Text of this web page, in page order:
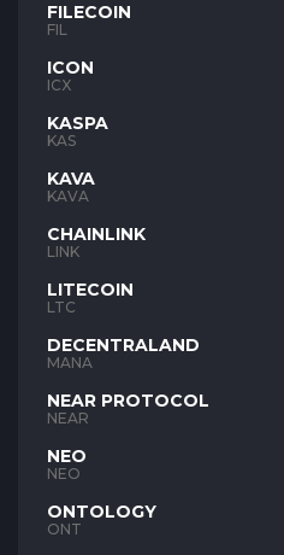
FILECOIN
FIL
ICON
ICX
KASPA
KAS
KAVA
KAVA
CHAINLINK
LINK
LITECOIN
LTC
DECENTRALAND
MANA
NEAR PROTOCOL
NEAR
NEO
NEO
ONTOLOGY
ONT